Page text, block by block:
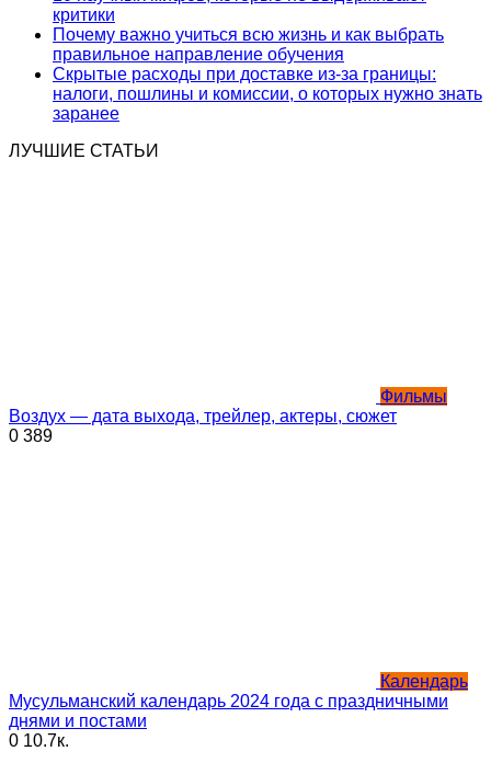
критики
Почему важно учиться всю жизнь и как выбрать
правильное направление обучения
Скрытые расходы при доставке из-за границы:
налоги, пошлины и комиссии, о которых нужно знать
заранее
ЛУЧШИЕ СТАТЬИ
Фильмы
Воздух — дата выхода, трейлер, актеры, сюжет
0 389
Календарь
Мусульманский календарь 2024 года с праздничными
днями и постами
0 10.7к.